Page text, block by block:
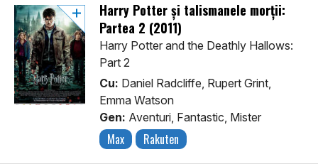
Harry Potter și talismanele morții:
Partea 2 (2011)
Harry Potter and the Deathly Hallows:
Part 2
Cu: Daniel Radcliffe, Rupert Grint,
Emma Watson
Gen: Aventuri, Fantastic, Mister
Max Rakuten